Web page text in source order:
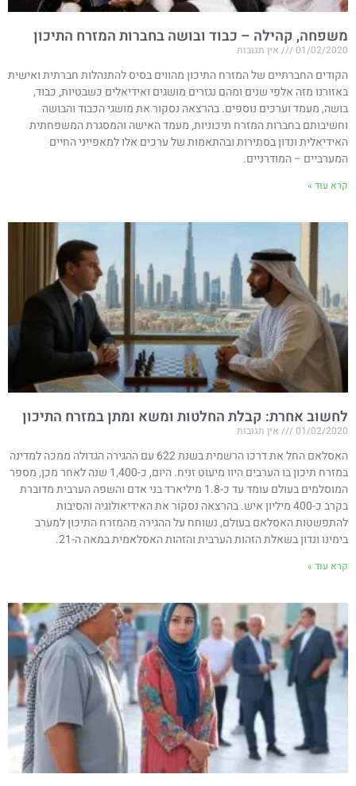
משפחה, קהילה – כבוד ובושה בחברות המזרח התיכון
01/02/2020 אין תגובות
הקודים החברתיים של המזרח התיכון מהווים בסיס להתנהלות חברתית ואישית
באזורנו מזה אלפי שנים ומהם נגזרים מושגים ואידיאלים כשבטיות, כבוד,
בושה, מעמד וערכים נוספים. בהרצאה נסקור את מושגי הכבוד והבושה
וחשיבותם בחברות המזרח תיכוניות, מעמד האישה והמסגרת המשפחתית
האידיאלית ונדון בסתירות ובהתאמות של ערכים אלו למאפייני החיים
המערביים – המודרניים.
קרא עוד »
לחשוב אחרת: קבלת החלטות ומשא ומתן במזרח התיכון
01/02/2020 אין תגובות
האסלאם החל את דרכו הרשמית בשנת 622 עם ההגירה הגדולה ממכה למדינה
במזרח תיכון בו הערבים היוו מיעוט זניח. היום, כ-1,400 שנה לאחר מכן, מספר
המוסלמים בעולם עומד עד כ-1.8 מיליארד בני אדם והשפה הערבית מדוברת
בקרב כ-400 מיליון איש. בהרצאה נסקור את האידיאולוגיה והסיבות
להתפשטות האסלאם בעולם, נשוחח על ההגירה מהמזרח התיכון למערב
בימינו ונדון בשאלת הזהות הערבית והזהות האסלאמית במאה ה-21.
קרא עוד »